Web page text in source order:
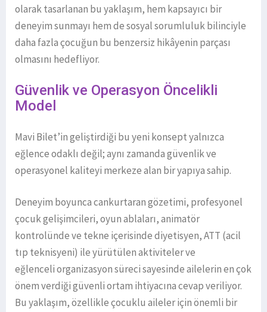
olarak tasarlanan bu yaklaşım, hem kapsayıcı bir
deneyim sunmayı hem de sosyal sorumluluk bilinciyle
daha fazla çocuğun bu benzersiz hikâyenin parçası
olmasını hedefliyor.
Güvenlik ve Operasyon Öncelikli
Model
Mavi Bilet’in geliştirdiği bu yeni konsept yalnızca
eğlence odaklı değil; aynı zamanda güvenlik ve
operasyonel kaliteyi merkeze alan bir yapıya sahip.
Deneyim boyunca cankurtaran gözetimi, profesyonel
çocuk gelişimcileri, oyun ablaları, animatör
kontrolünde ve tekne içerisinde diyetisyen, ATT (acil
tıp teknisyeni) ile yürütülen aktiviteler ve
eğlenceli organizasyon süreci sayesinde ailelerin en çok
önem verdiği güvenli ortam ihtiyacına cevap veriliyor.
Bu yaklaşım, özellikle çocuklu aileler için önemli bir